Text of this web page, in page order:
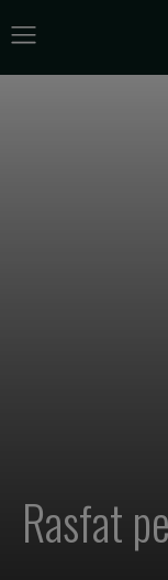
Rasfat